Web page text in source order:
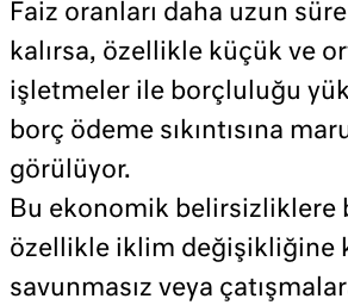
Faiz oranları daha uzun
kalırsa, özellikle küçük ve
işletmeler ile borçluluğu
borç ödeme sıkıntısına
görülüyor.
Bu ekonomik belirsizliklere
özellikle iklim değişikliğine
savunmasız veya